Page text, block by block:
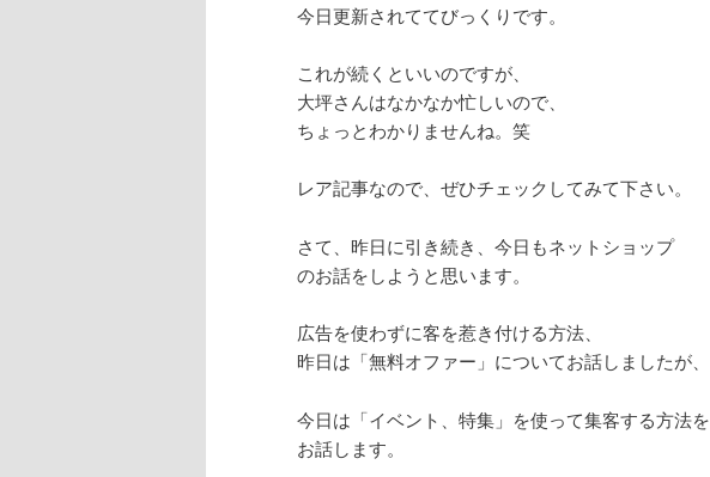
今日更新されててびっくりです。
これが続くといいのですが、
大坪さんはなかなか忙しいので、
ちょっとわかりませんね。笑
レア記事なので、ぜひチェックしてみて下さい。
さて、昨日に引き続き、今日もネットショップ
のお話をしようと思います。
広告を使わずに客を惹き付ける方法、
昨日は「無料オファー」についてお話しましたが、
今日は「イベント、特集」を使って集客する方法を
お話します。